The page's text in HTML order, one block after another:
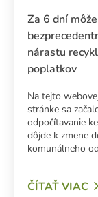
Za 6 dní
nárastu
poplatkov
Na tejto
stránke sa
odpočítavanie
dôjde k zmene
komunálneho
ČÍTAŤ VIAC